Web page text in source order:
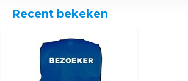
Recent bekeken